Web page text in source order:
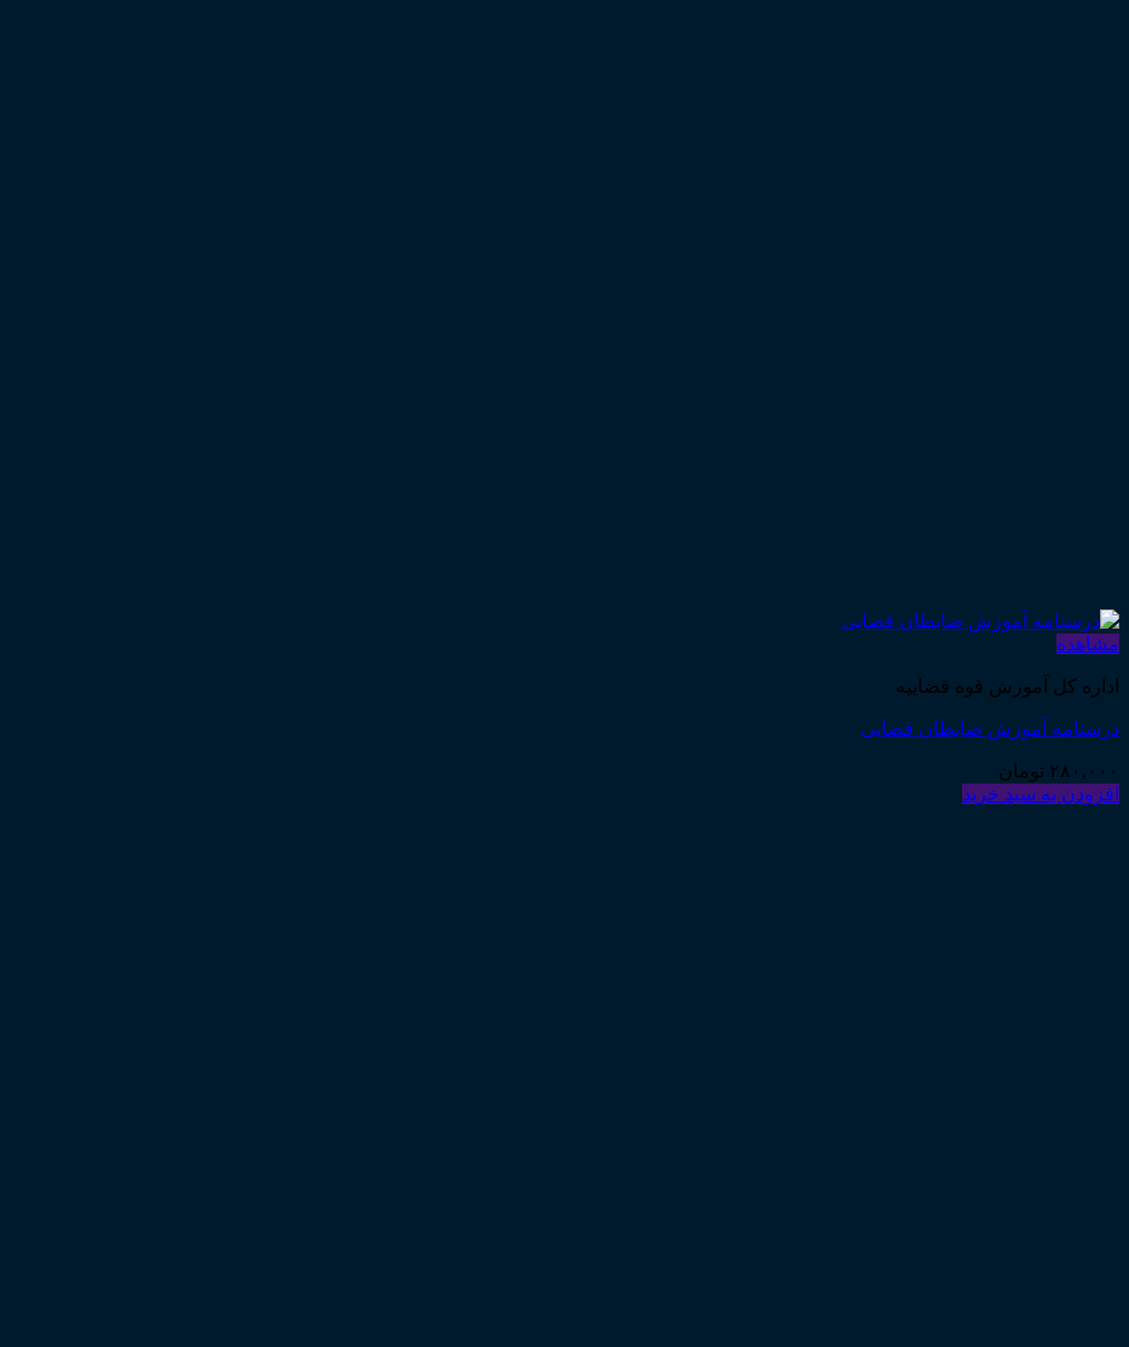
مشاهده
اداره کل آموزش قوه قضاییه
درسنامه آموزش ضابطان قضایی
۲۸۰,۰۰۰ تومان
افزودن به سبد خرید